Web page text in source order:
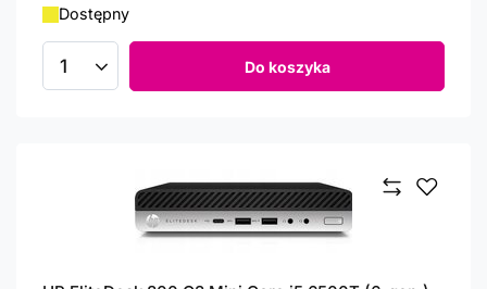
Dostępny
Ilość produktów Do koszyka